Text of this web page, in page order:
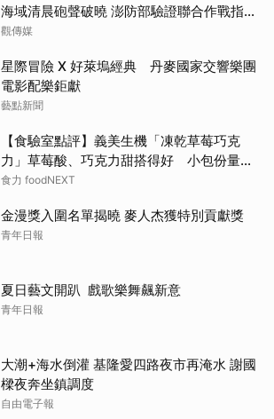
海域清晨砲聲破曉 澎防部驗證聯合作戰指管
效能
觀傳媒
星際冒險 X 好萊塢經典 丹麥國家交響樂團
電影配樂鉅獻
藝點新聞
【食驗室點評】義美生機「凍乾草莓巧克
力」草莓酸、巧克力甜搭得好 小包份量能
否撐起價格成考驗
食力 foodNEXT
金漫獎入圍名單揭曉 麥人杰獲特別貢獻獎
青年日報
夏日藝文開趴 戲歌樂舞飆新意
青年日報
大潮+海水倒灌 基隆愛四路夜市再淹水 謝國
樑夜奔坐鎮調度
自由電子報